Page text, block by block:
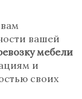
вашей
мебели
и
своих